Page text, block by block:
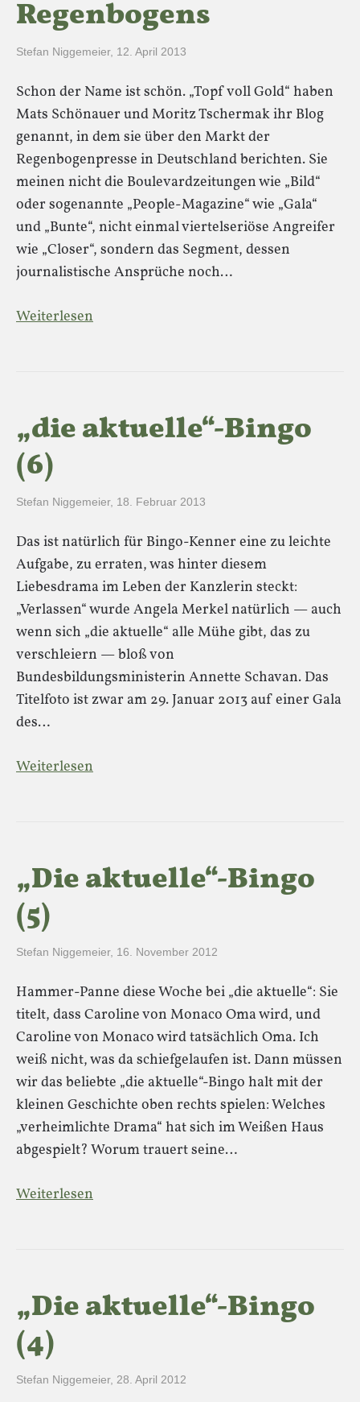
Regenbogens
Stefan Niggemeier, 12. April 2013
Schon der Name ist schön. „Topf voll Gold“ haben
Mats Schönauer und Moritz Tschermak ihr Blog
genannt, in dem sie über den Markt der
Regenbogenpresse in Deutschland berichten. Sie
meinen nicht die Boulevardzeitungen wie „Bild“
oder sogenannte „People-Magazine“ wie „Gala“
und „Bunte“, nicht einmal viertelseriöse Angreifer
wie „Closer“, sondern das Segment, dessen
journalistische Ansprüche noch…
Weiterlesen
„die aktuelle“-Bingo
(6)
Stefan Niggemeier, 18. Februar 2013
Das ist natürlich für Bingo-Kenner eine zu leichte
Aufgabe, zu erraten, was hinter diesem
Liebesdrama im Leben der Kanzlerin steckt:
„Verlassen“ wurde Angela Merkel natürlich — auch
wenn sich „die aktuelle“ alle Mühe gibt, das zu
verschleiern — bloß von
Bundesbildungsministerin Annette Schavan. Das
Titelfoto ist zwar am 29. Januar 2013 auf einer Gala
des…
Weiterlesen
„Die aktuelle“-Bingo
(5)
Stefan Niggemeier, 16. November 2012
Hammer-Panne diese Woche bei „die aktuelle“: Sie
titelt, dass Caroline von Monaco Oma wird, und
Caroline von Monaco wird tatsächlich Oma. Ich
weiß nicht, was da schiefgelaufen ist. Dann müssen
wir das beliebte „die aktuelle“-Bingo halt mit der
kleinen Geschichte oben rechts spielen: Welches
„verheimlichte Drama“ hat sich im Weißen Haus
abgespielt? Worum trauert seine…
Weiterlesen
„Die aktuelle“-Bingo
(4)
Stefan Niggemeier, 28. April 2012